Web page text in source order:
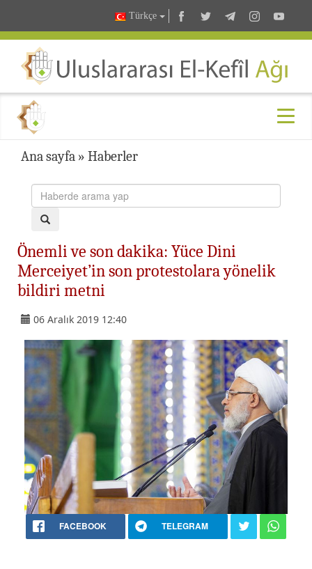
Türkçe
Ana sayfa » Haberler
Önemli ve son dakika: Yüce Dini
Merceiyet’in son protestolara yönelik
bildiri metni
06 Aralık 2019 12:40
FACEBOOK TELEGRAM